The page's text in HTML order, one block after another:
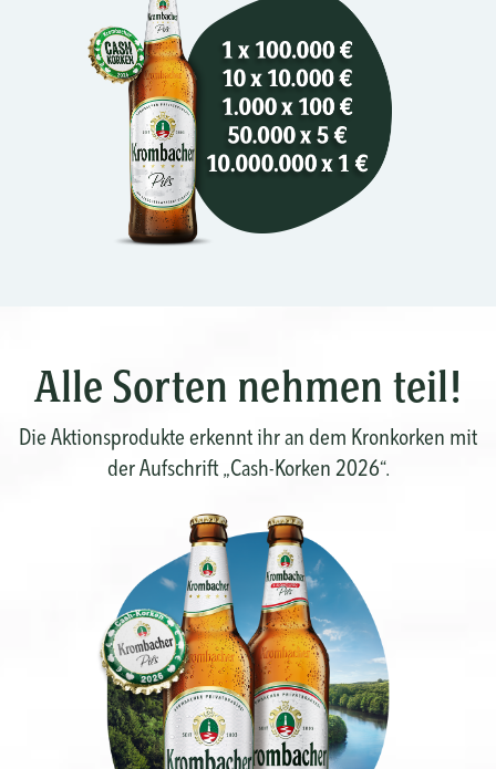
Alle Sorten nehmen teil!
Die Aktionsprodukte erkennt ihr an dem Kronkorken mit
der Aufschrift „Cash-Korken 2026“.